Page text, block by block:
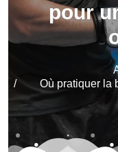
pour
Où pratiquer la